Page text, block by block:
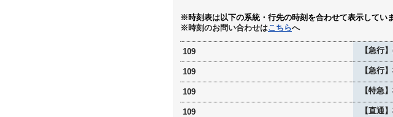
※時刻表は以下の系統・行先の時刻を合わせて表示してい
※時刻のお問い合わせはこちらへ
109 【急行
109 【急行
109 【特急
109 【直通